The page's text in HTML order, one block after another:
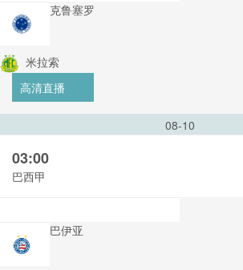
克鲁塞罗
米拉索
高清直播
08-10
03:00
巴西甲
巴伊亚